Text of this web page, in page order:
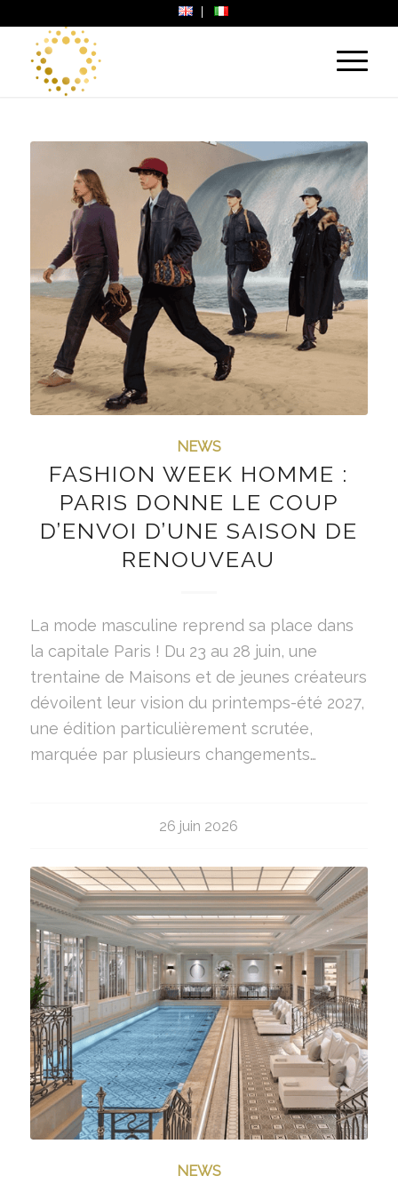
NEWS
FASHION WEEK HOMME :
PARIS DONNE LE COUP
D’ENVOI D’UNE SAISON DE
RENOUVEAU
La mode masculine reprend sa place dans
la capitale Paris ! Du 23 au 28 juin, une
trentaine de Maisons et de jeunes créateurs
dévoilent leur vision du printemps-été 2027,
une édition particulièrement scrutée,
marquée par plusieurs changements…
26 juin 2026
NEWS